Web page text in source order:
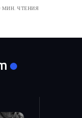
МИН. ЧТЕНИЯ